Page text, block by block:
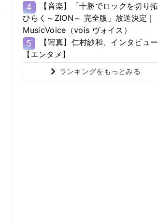
4
【音楽】「十勝でロックを切り拓
ひらく～ZION～ 完全版」放送決定｜
MusicVoice（vois ヴォイス）
5
【写真】仁村紗和、インタビュー
【エンタメ】
ランキングをもっとみる